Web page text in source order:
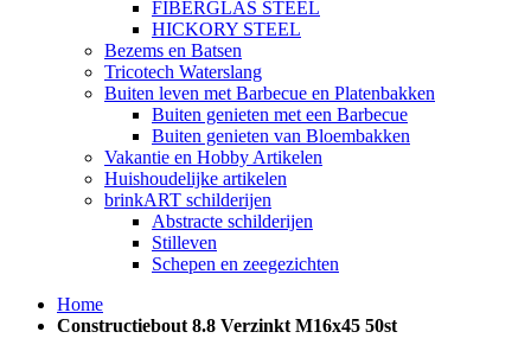
FIBERGLAS STEEL
HICKORY STEEL
Bezems en Batsen
Tricotech Waterslang
Buiten leven met Barbecue en Platenbakken
Buiten genieten met een Barbecue
Buiten genieten van Bloembakken
Vakantie en Hobby Artikelen
Huishoudelijke artikelen
brinkART schilderijen
Abstracte schilderijen
Stilleven
Schepen en zeegezichten
Home
Constructiebout 8.8 Verzinkt M16x45 50st